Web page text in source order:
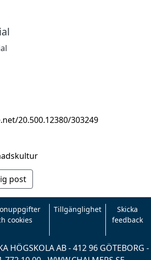
20.500.12380/303249
post
cookies
Tillgänglighet
Skicka
feedback
HÖGSKOLA AB - 412 96 GÖTEBORG -